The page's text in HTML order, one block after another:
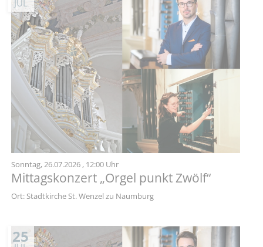
JUL
Sonntag,26.07.2026 , 12:00 Uhr
Mittagskonzert „Orgel punkt Zwölf“
Ort: Stadtkirche St. Wenzel zu Naumburg
25